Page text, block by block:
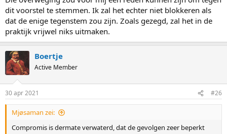
dit voorstel te stemmen. Ik zal het echter niet blokkeren als
dat de enige tegenstem zou zijn. Zoals gezegd, zal het in de
praktijk vrijwel niks uitmaken.
Boertje
Active Member
30 apr 2021 #26
Mjøsaman zei:
Compromis is dermate verwaterd, dat de gevolgen zeer beperkt